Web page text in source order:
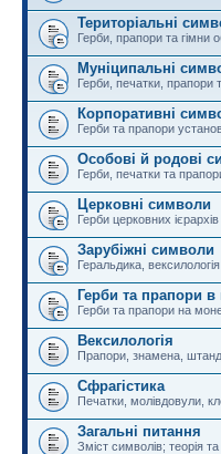
Територіальні
Герби, прапори та гімни
Муніципальні
Герби, печатки, прапори
Корпоративні
Герби та прапори
Особові й родові
Герби, печатки та
Церковні символи
Герби церковних
Зарубіжні символи
Геральдика,
Герби та прапори в
Герби та прапори на
Вексилологія
Прапори, знамена,
Сфрагістика
Печатки, молівдовули,
Загальні питання
Зміст символів; теорія